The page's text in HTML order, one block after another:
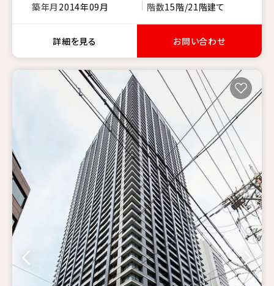
築年月 2014年09月 階数15階/21階建て
詳細を見る お問い合わせ